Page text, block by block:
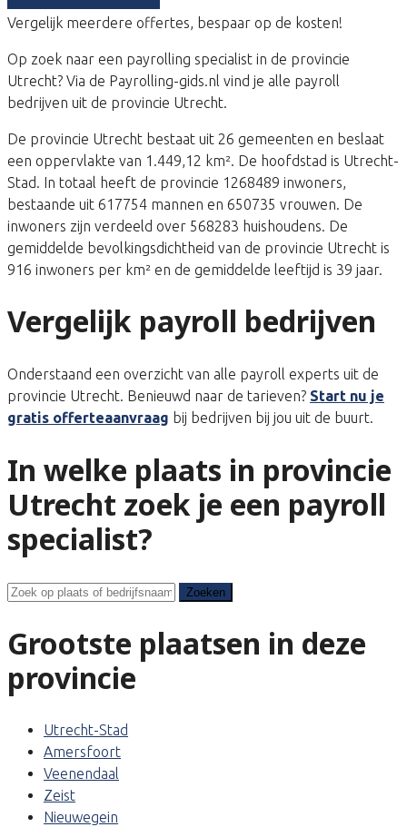
Vergelijk meerdere offertes, bespaar op de kosten!
Op zoek naar een payrolling specialist in de provincie
Utrecht? Via de Payrolling-gids.nl vind je alle payroll
bedrijven uit de provincie Utrecht.
De provincie Utrecht bestaat uit 26 gemeenten en beslaat
een oppervlakte van 1.449,12 km². De hoofdstad is Utrecht-
Stad. In totaal heeft de provincie 1268489 inwoners,
bestaande uit 617754 mannen en 650735 vrouwen. De
inwoners zijn verdeeld over 568283 huishoudens. De
gemiddelde bevolkingsdichtheid van de provincie Utrecht is
916 inwoners per km² en de gemiddelde leeftijd is 39 jaar.
Vergelijk payroll bedrijven
Onderstaand een overzicht van alle payroll experts uit de
provincie Utrecht. Benieuwd naar de tarieven? Start nu je
gratis offerteaanvraag bij bedrijven bij jou uit de buurt.
In welke plaats in provincie
Utrecht zoek je een payroll
specialist?
Zoeken Zoeken
Grootste plaatsen in deze
provincie
Utrecht-Stad
Amersfoort
Veenendaal
Zeist
Nieuwegein